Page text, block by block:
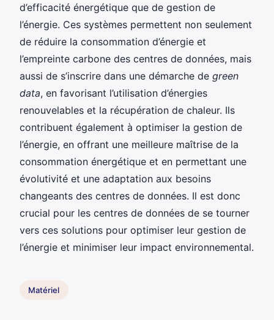
d’efficacité énergétique que de gestion de
l’énergie. Ces systèmes permettent non seulement
de réduire la consommation d’énergie et
l’empreinte carbone des centres de données, mais
aussi de s’inscrire dans une démarche de green
data, en favorisant l’utilisation d’énergies
renouvelables et la récupération de chaleur. Ils
contribuent également à optimiser la gestion de
l’énergie, en offrant une meilleure maîtrise de la
consommation énergétique et en permettant une
évolutivité et une adaptation aux besoins
changeants des centres de données. Il est donc
crucial pour les centres de données de se tourner
vers ces solutions pour optimiser leur gestion de
l’énergie et minimiser leur impact environnemental.
Matériel